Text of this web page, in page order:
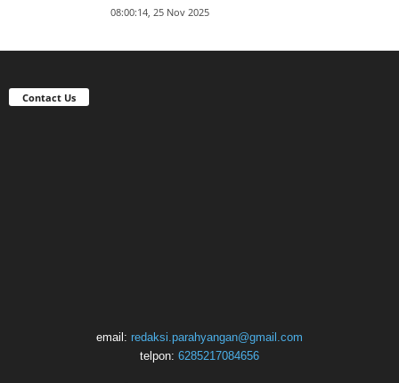
08:00:14, 25 Nov 2025
Contact Us
email: redaksi.parahyangan@gmail.com
telpon: 6285217084656